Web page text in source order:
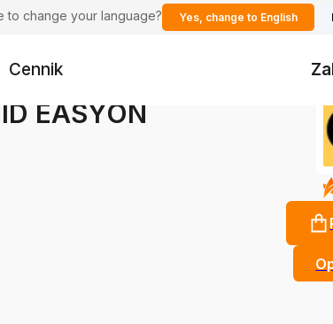
to change your language? Yes, change to English
Cennik
EASYON